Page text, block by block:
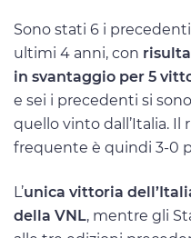
Sono stati 6 i
ultimi 4 anni, con
in svantaggio per 5
e sei i precedenti si
quello vinto dall’Italia.
frequente è quindi 3-0
L’unica vittoria
della VNL, mentre gli